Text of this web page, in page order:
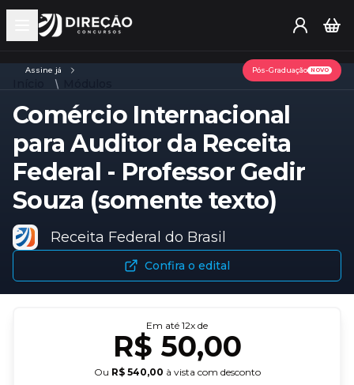
Open main menu
Assine já Pós-Graduação NOVO
Comércio Internacional
para Auditor da Receita
Federal - Professor Gedir
Souza (somente texto)
Receita Federal do Brasil
Confira o edital
Em até 12x de
R$ 50,00
Ou R$ 540,00 à vista com desconto